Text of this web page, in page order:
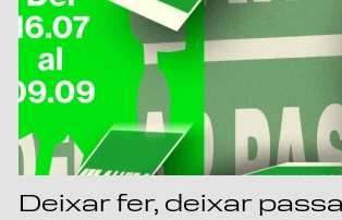
Deixar fer, deixar